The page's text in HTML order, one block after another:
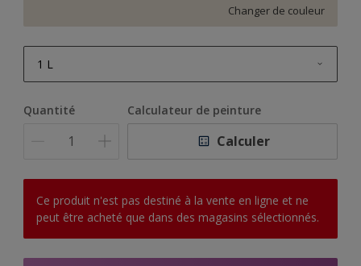
Changer de couleur
1 L
10 L
Quantité Calculateur de peinture
Calculer
Ce produit n'est pas destiné à la vente en ligne et ne
peut être acheté que dans des magasins sélectionnés.